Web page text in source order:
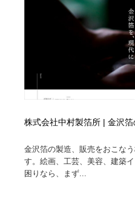
求人・採用・転職・就職・人材
健康・医療・福祉・病院・歯医
健康・医療・福祉・病院・歯医
金融・銀行・投資・保険・M&A
金融・銀行・投資・保険・M&A
起業・事業支援・ボランティア
教育・スクール・保育・幼稚園
校
システム開発・IT・決済・アプ
テクノロジー・AI・人工知能・
イン
株式会社中村製箔所 | 金沢
金沢箔の製造、販売をおこな
す。絵画、工芸、美容、建築
困りなら、まず...